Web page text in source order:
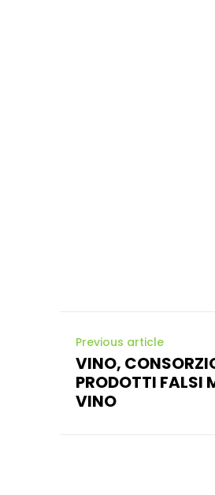
Previous article
VINO,
PRODOTTI FALSI
VINO